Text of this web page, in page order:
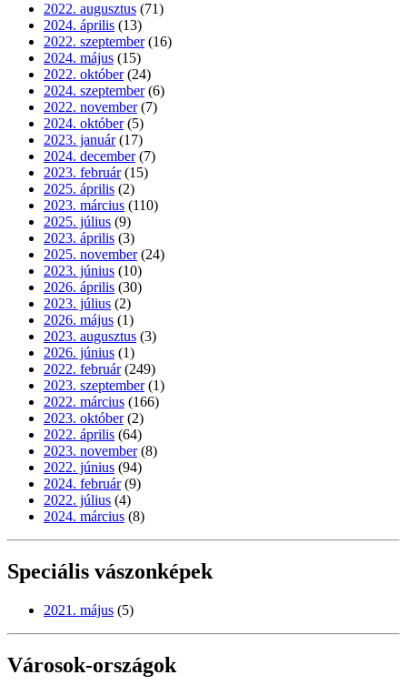
2022. augusztus (71)
2024. április (13)
2022. szeptember (16)
2024. május (15)
2022. október (24)
2024. szeptember (6)
2022. november (7)
2024. október (5)
2023. január (17)
2024. december (7)
2023. február (15)
2025. április (2)
2023. március (110)
2025. július (9)
2023. április (3)
2025. november (24)
2023. június (10)
2026. április (30)
2023. július (2)
2026. május (1)
2023. augusztus (3)
2026. június (1)
2022. február (249)
2023. szeptember (1)
2022. március (166)
2023. október (2)
2022. április (64)
2023. november (8)
2022. június (94)
2024. február (9)
2022. július (4)
2024. március (8)
Speciális vászonképek
2021. május (5)
Városok-országok